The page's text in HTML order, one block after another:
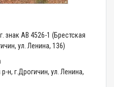
знак АВ 4526-1 (Брестская
ул. Ленина, 136)
н, г.Дрогичин, ул. Ленина,